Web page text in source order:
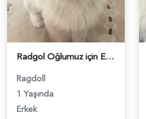
Radgol Oğlumuz için Eş Arıyoruz - 118983289
Ragdoll
1 Yaşında
Erkek